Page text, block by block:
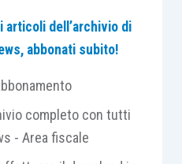
non agricolo US sono
inferiori alle
unità con la media
Leggermente in
4,9% al 5% da leggere
l’aumento del tasso di
articoli dell’archivio di
abbonati subito!
completo con tutti
- Area fiscale